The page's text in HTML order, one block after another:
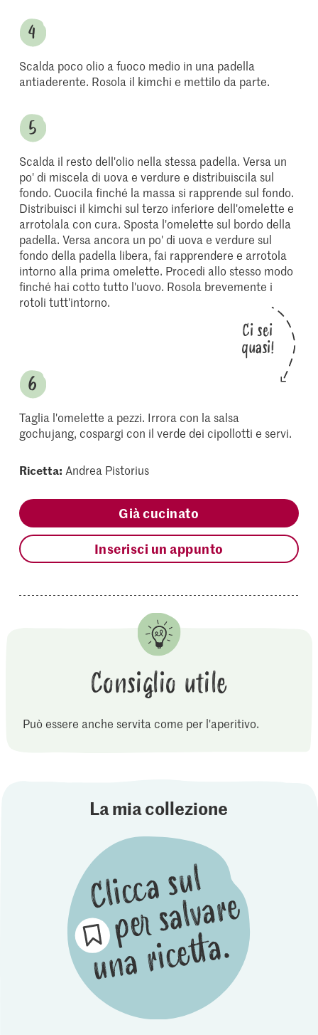
Scalda poco olio a fuoco medio in una padella
antiaderente. Rosola il kimchi e mettilo da parte.
Scalda il resto dell'olio nella stessa padella. Versa un
po' di miscela di uova e verdure e distribuiscila sul
fondo. Cuocila finché la massa si rapprende sul fondo.
Distribuisci il kimchi sul terzo inferiore dell'omelette e
arrotolala con cura. Sposta l'omelette sul bordo della
padella. Versa ancora un po' di uova e verdure sul
fondo della padella libera, fai rapprendere e arrotola
intorno alla prima omelette. Procedi allo stesso modo
finché hai cotto tutto l'uovo. Rosola brevemente i
rotoli tutt'intorno.
Ci sei
quasi!
Taglia l'omelette a pezzi. Irrora con la salsa
gochujang, cospargi con il verde dei cipollotti e servi.
Ricetta: Andrea Pistorius
Già cucinato
Inserisci un appunto
Consiglio utile
Può essere anche servita come per l'aperitivo.
La mia collezione